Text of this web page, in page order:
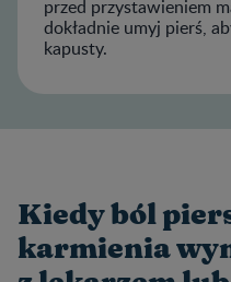
przed przystawieniem
dokładnie umyj pierś,
kapusty.
Kiedy ból
karmienia